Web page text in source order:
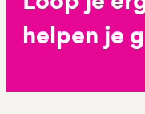
helpen je